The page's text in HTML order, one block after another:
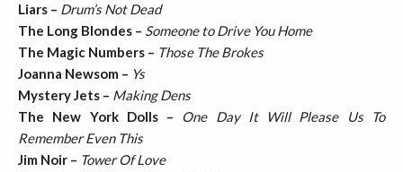
Liars – Drum’s Not Dead
The Long Blondes – Someone to Drive You Home
The Magic Numbers – Those The Brokes
Joanna Newsom – Ys
Mystery Jets – Making Dens
The New York Dolls –
One Day It Will Please Us To
Remember Even This
Jim Noir – Tower Of Love